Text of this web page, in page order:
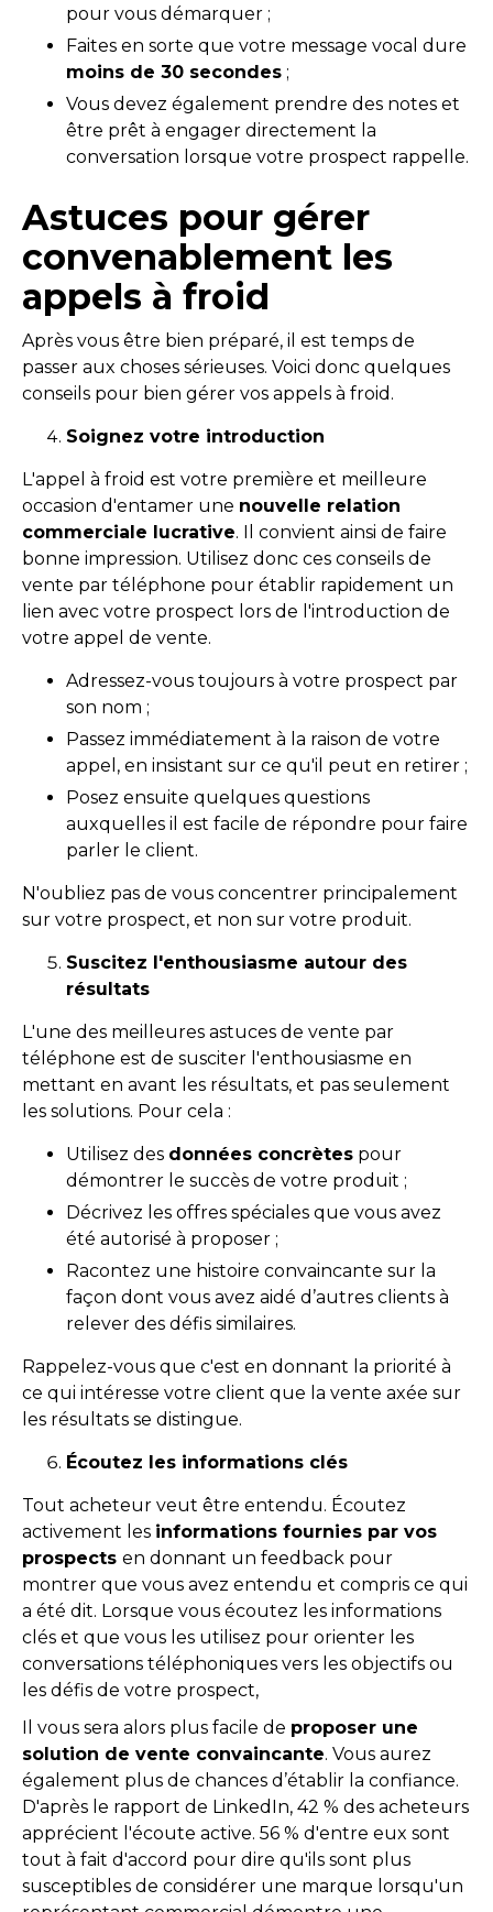
pour vous démarquer ;
Faites en sorte que votre message vocal dure
moins de 30 secondes ;
Vous devez également prendre des notes et
être prêt à engager directement la
conversation lorsque votre prospect rappelle.
Astuces pour gérer
convenablement les
appels à froid
Après vous être bien préparé, il est temps de
passer aux choses sérieuses. Voici donc quelques
conseils pour bien gérer vos appels à froid.
Soignez votre introduction
L'appel à froid est votre première et meilleure
occasion d'entamer une nouvelle relation
commerciale lucrative. Il convient ainsi de faire
bonne impression. Utilisez donc ces conseils de
vente par téléphone pour établir rapidement un
lien avec votre prospect lors de l'introduction de
votre appel de vente.
Adressez-vous toujours à votre prospect par
son nom ;
Passez immédiatement à la raison de votre
appel, en insistant sur ce qu'il peut en retirer ;
Posez ensuite quelques questions
auxquelles il est facile de répondre pour faire
parler le client.
N'oubliez pas de vous concentrer principalement
sur votre prospect, et non sur votre produit.
Suscitez l'enthousiasme autour des
résultats
L'une des meilleures astuces de vente par
téléphone est de susciter l'enthousiasme en
mettant en avant les résultats, et pas seulement
les solutions. Pour cela :
Utilisez des données concrètes pour
démontrer le succès de votre produit ;
Décrivez les offres spéciales que vous avez
été autorisé à proposer ;
Racontez une histoire convaincante sur la
façon dont vous avez aidé d’autres clients à
relever des défis similaires.
Rappelez-vous que c'est en donnant la priorité à
ce qui intéresse votre client que la vente axée sur
les résultats se distingue.
Écoutez les informations clés
Tout acheteur veut être entendu. Écoutez
activement les informations fournies par vos
prospects en donnant un feedback pour
montrer que vous avez entendu et compris ce qui
a été dit. Lorsque vous écoutez les informations
clés et que vous les utilisez pour orienter les
conversations téléphoniques vers les objectifs ou
les défis de votre prospect,
Il vous sera alors plus facile de proposer une
solution de vente convaincante. Vous aurez
également plus de chances d’établir la confiance.
D'après le rapport de LinkedIn, 42 % des acheteurs
apprécient l'écoute active. 56 % d'entre eux sont
tout à fait d'accord pour dire qu'ils sont plus
susceptibles de considérer une marque lorsqu'un